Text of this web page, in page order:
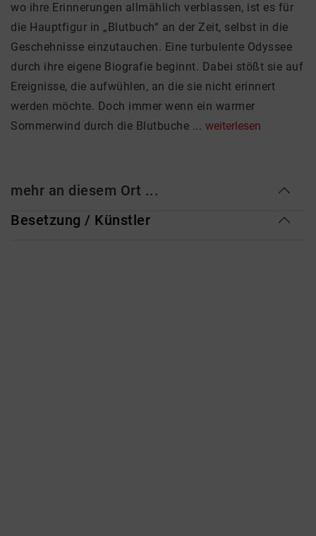
wo ihre Erinnerungen allmählich verblassen, ist es für
die Hauptfigur in „Blutbuch“ an der Zeit, selbst in die
Geschehnisse einzutauchen. Eine turbulente Odyssee
durch ihre eigene Biografie beginnt. Dabei stößt sie auf
Ereignisse, die aufwühlen, an die sie nicht erinnert
werden möchte. Doch immer wenn ein warmer
Sommerwind durch die Blutbuche ... weiterlesen
mehr an diesem Ort ...
Besetzung / Künstler